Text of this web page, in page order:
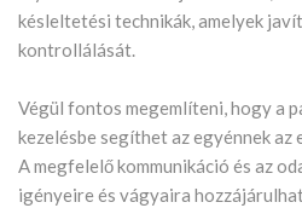
késleltetési technikák, amelyek
kontrollálását.
Végül fontos megemlíteni, hogy a
kezelésbe segíthet az egyénnek
A megfelelő kommunikáció és az
igényeire és vágyaira